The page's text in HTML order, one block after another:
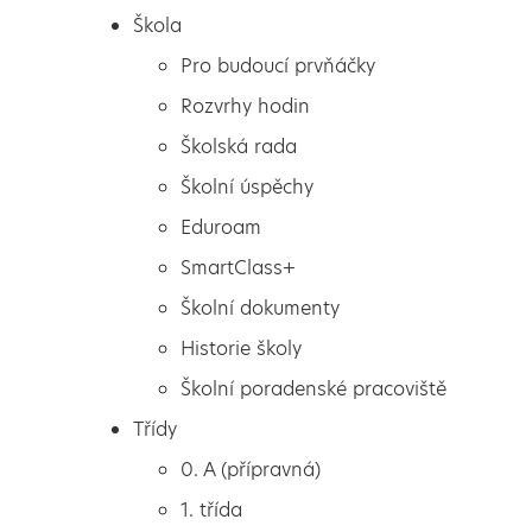
Pro budoucí prvňáčky
Rozvrhy hodin
Školská rada
Škola
Pro budoucí prvňáčky
Rozvrhy hodin
Školská rada
Školní úspěchy
Eduroam
SmartClass+
Školní dokumenty
Historie školy
Školní poradenské pracoviště
Třídy
0. A (přípravná)
1. třída
Návštěva knihovny